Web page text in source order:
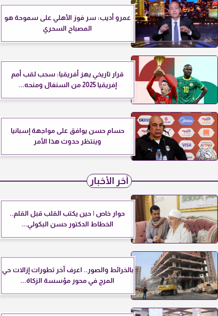
عمرو أديب: سر فوز الأهلي على سموحة هو
المصباح السحري
قرار تاريخي يهز أفريقيا: سحب لقب أمم
إفريقيا 2025 من السنغال ومنحه...
حسام حسن يوافق على مواجهة إسبانيا
وينتظر حدوث هذا الأمر
آخر الأخبار
حوار خاص | حين يكتب القلب قبل القلم..
الخطاط الدكتور حسن البكولي...
بالخرائط والصور.. اعرف آخر تطورات إزالات حي
المرج في محور مؤسسة الزكاة...